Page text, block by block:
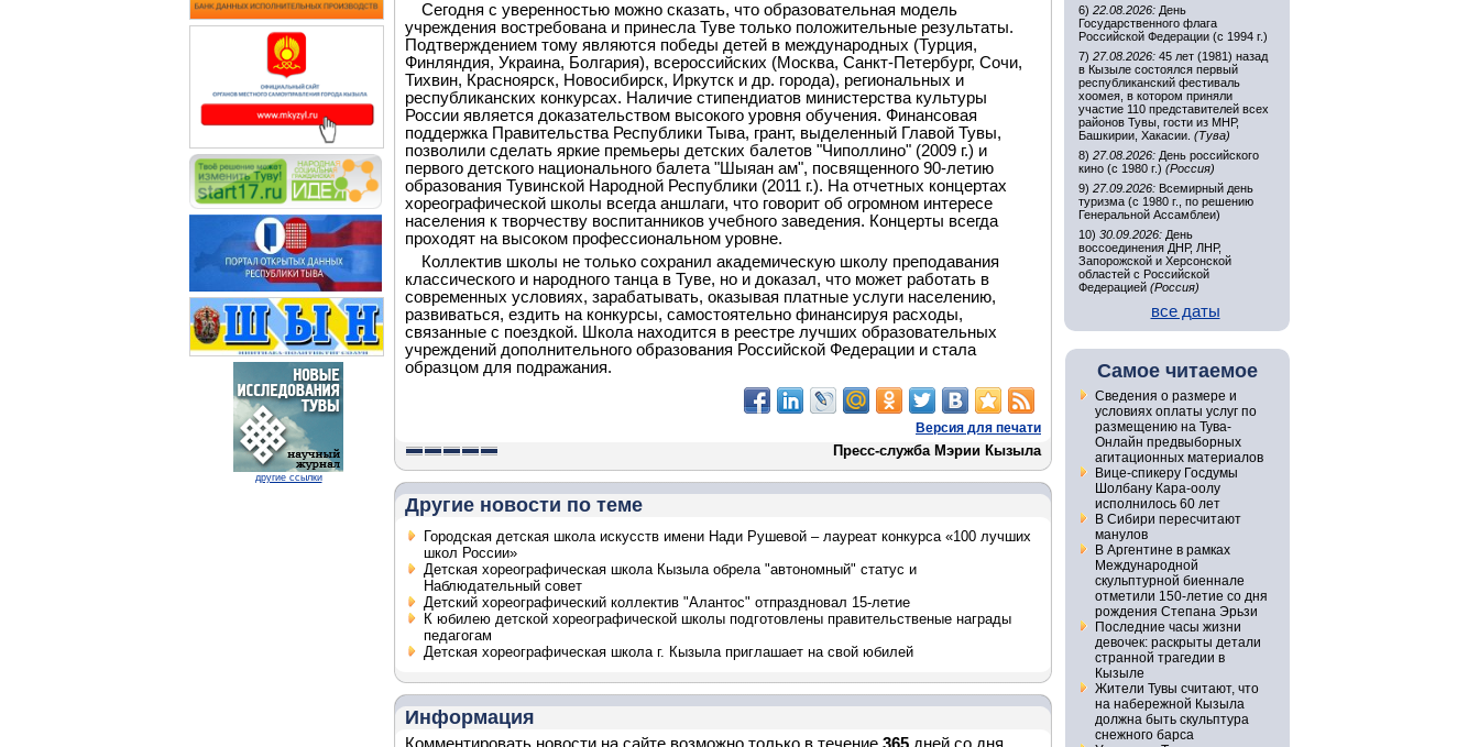
другие ссылки
Сегодня с уверенностью можно сказать, что образовательная модель
учреждения востребована и принесла Туве только положительные результаты.
Подтверждением тому являются победы детей в международных (Турция,
Финляндия, Украина, Болгария), всероссийских (Москва, Санкт-Петербург, Сочи,
Тихвин, Красноярск, Новосибирск, Иркутск и др. города), региональных и
республиканских конкурсах. Наличие стипендиатов министерства культуры
России является доказательством высокого уровня обучения. Финансовая
поддержка Правительства Республики Тыва, грант, выделенный Главой Тувы,
позволили сделать яркие премьеры детских балетов "Чиполлино" (2009 г.) и
первого детского национального балета "Шыяан ам", посвященного 90-летию
образования Тувинской Народной Республики (2011 г.). На отчетных концертах
хореографической школы всегда аншлаги, что говорит об огромном интересе
населения к творчеству воспитанников учебного заведения. Концерты всегда
проходят на высоком профессиональном уровне.
Коллектив школы не только сохранил академическую школу преподавания
классического и народного танца в Туве, но и доказал, что может работать в
современных условиях, зарабатывать, оказывая платные услуги населению,
развиваться, ездить на конкурсы, самостоятельно финансируя расходы,
связанные с поездкой. Школа находится в реестре лучших образовательных
учреждений дополнительного образования Российской Федерации и стала
образцом для подражания.
Версия для печати
Пресс-служба Мэрии Кызыла
Другие новости по теме
Городская детская школа искусств имени Нади Рушевой – лауреат конкурса «100 лучших
школ России»
Детская хореографическая школа Кызыла обрела "автономный" статус и
Наблюдательный совет
Детский хореографический коллектив "Алантос" отпраздновал 15-летие
К юбилею детской хореографической школы подготовлены правительственые награды
педагогам
Детская хореографическая школа г. Кызыла приглашает на свой юбилей
Информация
6) 22.08.2026: День
Государственного флага
Российской Федерации (с 1994 г.)
7) 27.08.2026: 45 лет (1981) назад
в Кызыле состоялся первый
республиканский фестиваль
хоомея, в котором приняли
участие 110 представителей всех
районов Тувы, гости из МНР,
Башкирии, Хакасии. (Тува)
8) 27.08.2026: День российского
кино (с 1980 г.) (Россия)
9) 27.09.2026: Всемирный день
туризма (с 1980 г., по решению
Генеральной Ассамблеи)
10) 30.09.2026: День
воссоединения ДНР, ЛНР,
Запорожской и Херсонской
областей с Российской
Федерацией (Россия)
все даты
Самое читаемое
Сведения о размере и
условиях оплаты услуг по
размещению на Тува-
Онлайн предвыборных
агитационных материалов
Вице-спикеру Госдумы
Шолбану Кара-оолу
исполнилось 60 лет
В Сибири пересчитают
манулов
В Аргентине в рамках
Международной
скульптурной биеннале
отметили 150-летие со дня
рождения Степана Эрьзи
Последние часы жизни
девочек: раскрыты детали
странной трагедии в
Кызыле
Жители Тувы считают, что
на набережной Кызыла
должна быть скульптура
снежного барса